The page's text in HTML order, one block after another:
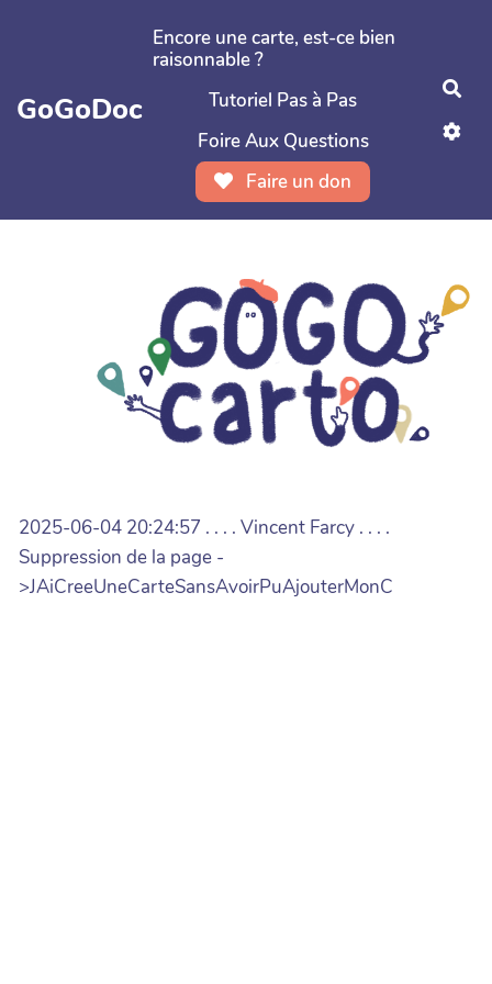
Aller au contenu principal
GoGoDoc
Encore une carte, est-ce bien
raisonnable ?
Tutoriel Pas à Pas
Foire Aux Questions
Faire un don
2025-06-04 20:24:57 . . . . Vincent Farcy . . . .
Suppression de la page -
>JAiCreeUneCarteSansAvoirPuAjouterMonC